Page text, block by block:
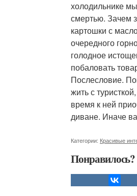
холодильнике
смертью. Зачем
картошки с
очередного
голодное
побаловать
Послесловие.
жить с
время к ней
диване. Иначе
Категории: Красивые
Понравилось?